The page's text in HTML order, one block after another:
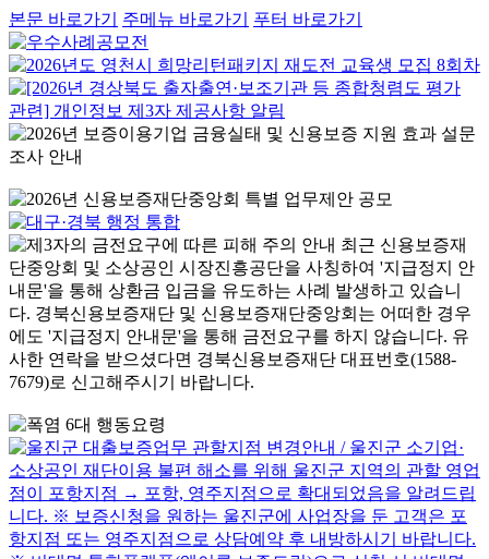
본문 바로가기 주메뉴 바로가기 푸터 바로가기